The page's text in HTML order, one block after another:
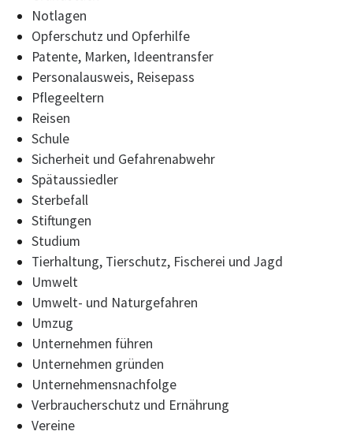
Notlagen
Opferschutz und Opferhilfe
Patente, Marken, Ideentransfer
Personalausweis, Reisepass
Pflegeeltern
Reisen
Schule
Sicherheit und Gefahrenabwehr
Spätaussiedler
Sterbefall
Stiftungen
Studium
Tierhaltung, Tierschutz, Fischerei und Jagd
Umwelt
Umwelt- und Naturgefahren
Umzug
Unternehmen führen
Unternehmen gründen
Unternehmensnachfolge
Verbraucherschutz und Ernährung
Vereine